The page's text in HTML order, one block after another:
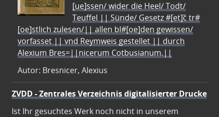
[ue]ssen/ wider die Heel/ Todt/
Teuffel || Sünde/ Gesetz #[et]c̃ tr#
[oe]stlich zulesen/|| allen bl#[oe]den gewissen/
vorfasset || vnd Reymweis gestellet || durch
Alexium Bres=||nicerum Cotbusianum.||
Autor: Bresnicer, Alexius
ZVDD - Zentrales Verzeichnis digitalisierter Drucke
Ist Ihr gesuchtes Werk noch nicht in unserem